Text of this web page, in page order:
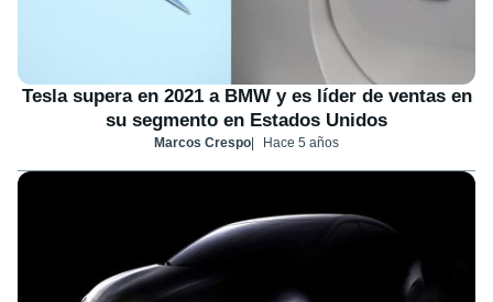
Tesla supera en 2021 a BMW y es líder de ventas en
su segmento en Estados Unidos
Marcos Crespo Hace 5 años